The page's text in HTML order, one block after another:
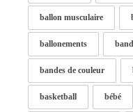
ballon musculaire
ballonements
bandes de couleur
basketball bébé